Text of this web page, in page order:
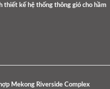
thiết kế hệ thống thông gió cho hầm
Mekong Riverside Complex